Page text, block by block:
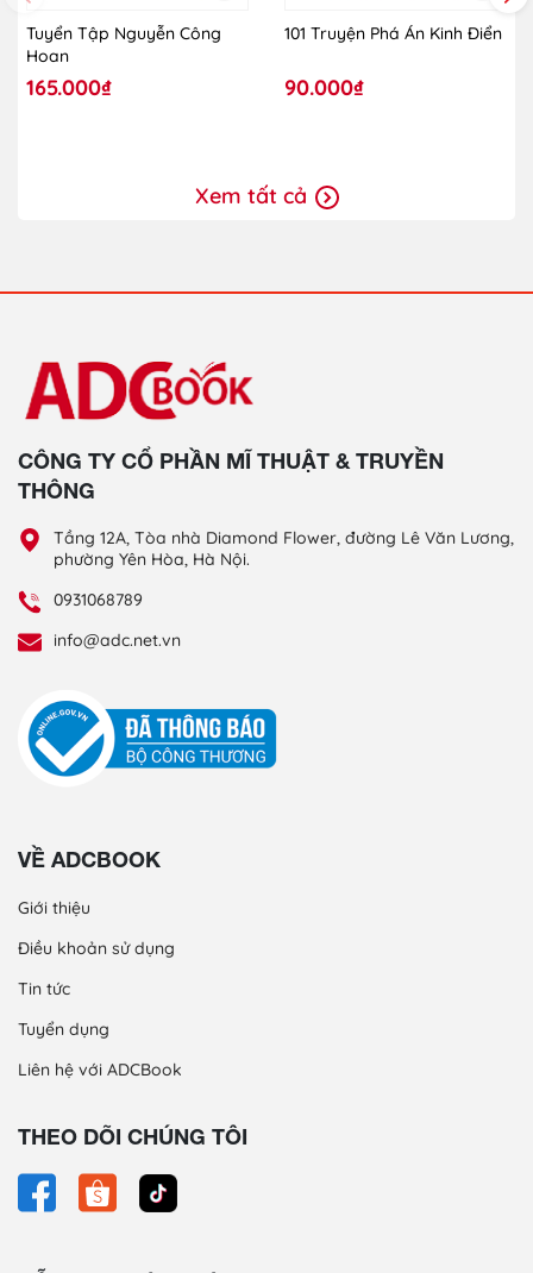
Tuyển Tập Nguyễn Công
Hoan
165.000₫
101 Truyện Phá Án Kinh Điển
90.000₫
Xem tất cả
CÔNG TY CỔ PHẦN MĨ THUẬT & TRUYỀN
THÔNG
Tầng 12A, Tòa nhà Diamond Flower, đường Lê Văn Lương,
phường Yên Hòa, Hà Nội.
0931068789
info@adc.net.vn
VỀ ADCBOOK
Giới thiệu
Điều khoản sử dụng
Tin tức
Tuyển dụng
Liên hệ với ADCBook
THEO DÕI CHÚNG TÔI